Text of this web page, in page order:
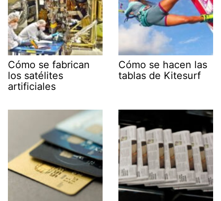
Cómo se fabrican
los satélites
artificiales
Cómo se hacen las
tablas de Kitesurf